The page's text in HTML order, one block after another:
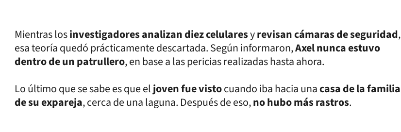
Mientras losinvestigadores analizan diez celularesyrevisan cámaras de seguridad,
esa teoría quedó prácticamente descartada. Según informaron,Axel nunca estuvo
dentro de un patrullero, en base a las pericias realizadas hasta ahora.
Lo último que se sabe es que eljoven fue vistocuando iba hacia unacasa de la familia
de su expareja, cerca de una laguna. Después de eso,no hubo más rastros.